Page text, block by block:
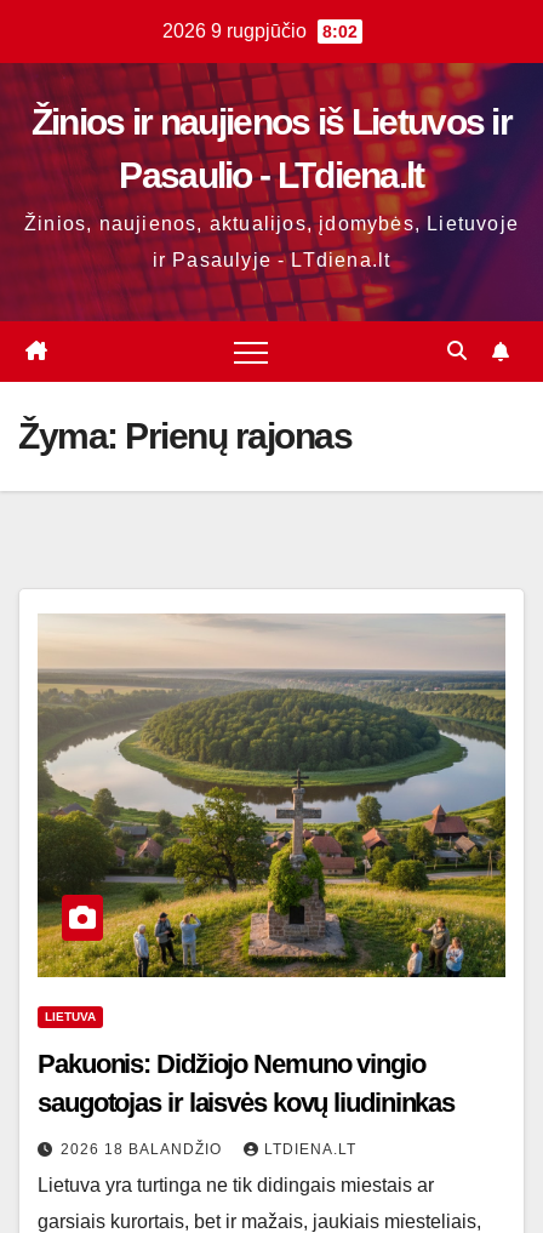
content
2026 9 rugpjūčio 8:02
Žinios ir naujienos iš Lietuvos ir
Pasaulio - LTdiena.lt
Žinios, naujienos, aktualijos, įdomybės, Lietuvoje
ir Pasaulyje - LTdiena.lt
Žyma: Prienų rajonas
LIETUVA
Pakuonis: Didžiojo Nemuno vingio
saugotojas ir laisvės kovų liudininkas
2026 18 BALANDŽIO LTDIENA.LT
Lietuva yra turtinga ne tik didingais miestais ar
garsiais kurortais, bet ir mažais, jaukiais miesteliais,